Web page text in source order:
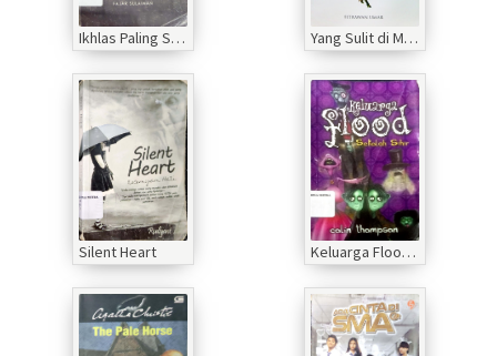
Ikhlas Paling Serius Yang Sulit di Mengerti adalah Perempuan
Silent Heart Keluarga Flood Sekolah Sihir